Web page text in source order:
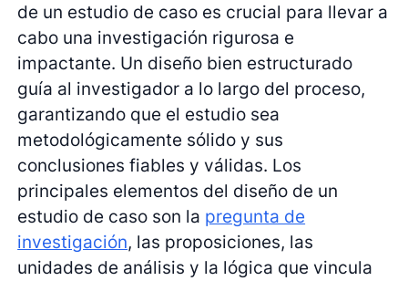
de un estudio de caso es crucial para llevar a
cabo una investigación rigurosa e
impactante. Un diseño bien estructurado
guía al investigador a lo largo del proceso,
garantizando que el estudio sea
metodológicamente sólido y sus
conclusiones fiables y válidas. Los
principales elementos del diseño de un
estudio de caso son la pregunta de
investigación, las proposiciones, las
unidades de análisis y la lógica que vincula